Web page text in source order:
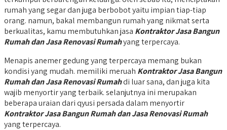
rumah yang segar dan juga berbobot yaitu impian tiap-tiap
orang. namun, bakal membangun rumah yang nikmat serta
berkualitas, kamu membutuhkan jasa Kontraktor Jasa Bangun
Rumah dan Jasa Renovasi Rumahyang terpercaya.
Menapis anemer gedung yang terpercaya memang bukan
kondisi yang mudah. memiliki meruah Kontraktor Jasa Bangun
Rumah dan Jasa Renovasi Rumahdi luar sana, dan juga kita
wajib menyortir yang terbaik. selanjutnya ini merupakan
beberapa uraian dari qyusi persada dalam menyortir
Kontraktor Jasa Bangun Rumah dan Jasa Renovasi Rumah
yang terpercaya.